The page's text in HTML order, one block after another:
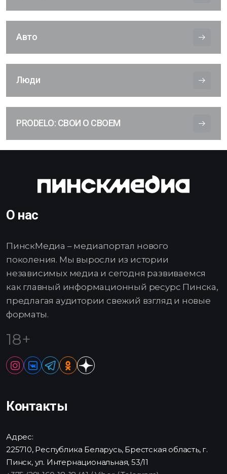
Авто
Люди
PRODELO: СВОИ О СВОЕМ
О нас
ПинскМедиа – медиапортал нового
поколения. Мы выросли из истории
независимых медиа и сегодня развиваемся
как главный информационный ресурс Пинска,
предлагая аудитории свежий взгляд и новые
форматы.
18+
Контакты
Адрес:
225710, Республика Беларусь, Брестская область, г.
Пинск, ул. Интернациональная, 53/11